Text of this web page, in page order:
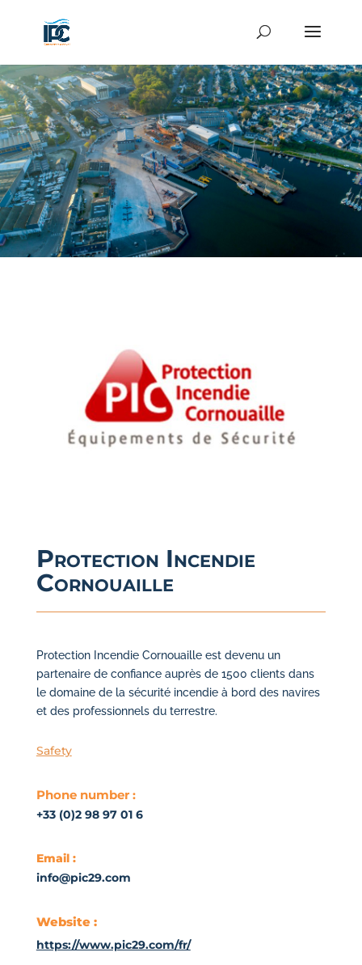
Protection Incendie
Cornouaille
Protection Incendie Cornouaille est devenu un
partenaire de confiance auprès de 1500 clients dans
le domaine de la sécurité incendie à bord des navires
et des professionnels du terrestre.
Safety
Phone number :
+33 (0)2 98 97 01 6
Email :
info@pic29.com
Website :
https://www.pic29.com/fr/